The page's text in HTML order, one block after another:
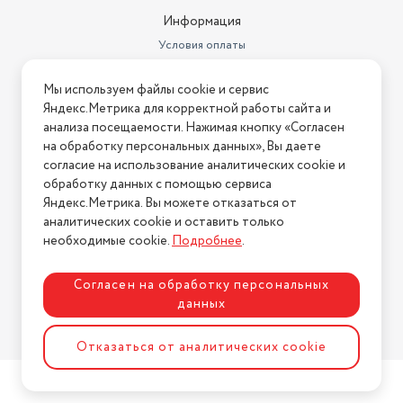
12.6 кг
Материал деки
сталь
Информация
Условия оплаты
Условия возврата
Нашли ошибку на сайте? Напишите нам
2026 © Интернет-магазин "АстМаркет". У нас есть всё!
Политика конфиденциальности
Разработка сайтаASTDESIGN
Мы используем файлы cookie и сервис
Яндекс.Метрика для корректной работы сайта и
анализа посещаемости. Нажимая кнопку «Согласен
на обработку персональных данных», Вы даете
согласие на использование аналитических cookie и
обработку данных с помощью сервиса
Яндекс.Метрика. Вы можете отказаться от
аналитических cookie и оставить только
необходимые cookie.Подробнее.
Согласен на обработку персональных
данных
Отказаться от аналитических cookie